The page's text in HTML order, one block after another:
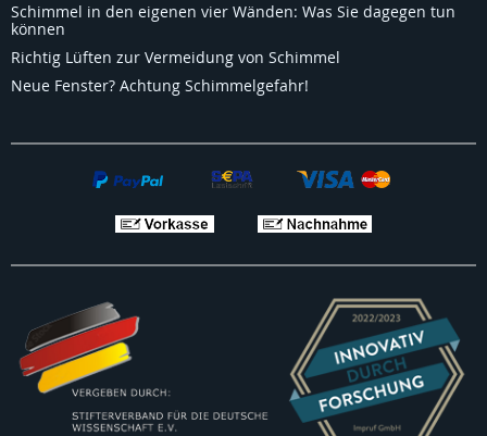
Schimmel in den eigenen vier Wänden: Was Sie dagegen tun
können
Richtig Lüften zur Vermeidung von Schimmel
Neue Fenster? Achtung Schimmelgefahr!